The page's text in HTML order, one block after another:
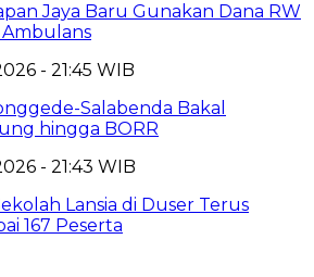
Jaya Baru Gunakan Dana RW
- 21:45 WIB
Salabenda Bakal
hingga BORR
- 21:43 WIB
Lansia di Duser Terus
167 Peserta